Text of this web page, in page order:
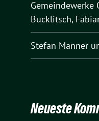
Gemeindewerke
Bucklitsch,
Stefan Manner
Neueste